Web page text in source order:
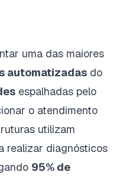
uma das maiores
automatizadas do
espalhadas pelo
o atendimento
utilizam
realizar diagnósticos
95% de